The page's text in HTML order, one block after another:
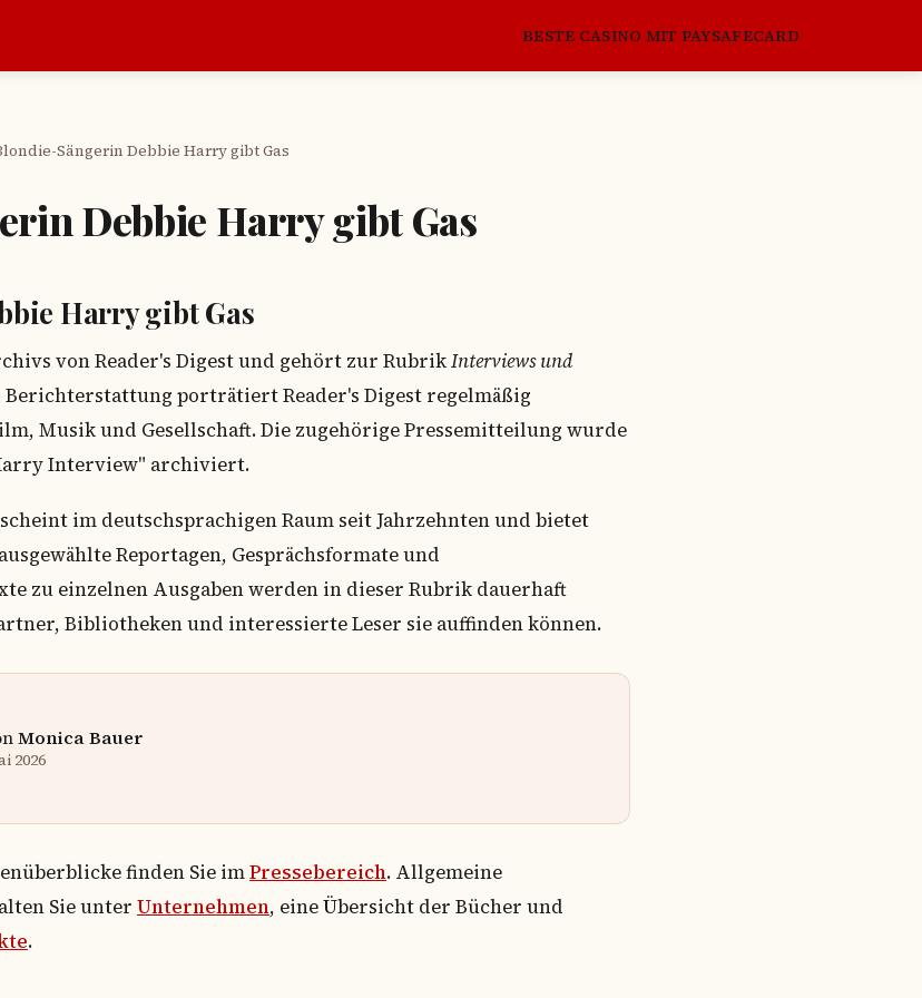
BESTE CASINO MIT PAYSAFECARD
Sängerin Debbie Harry gibt Gas
Debbie Harry gibt Gas
Harry gibt Gas
von Reader's Digest und gehört zur RubrikInterviews und
Berichterstattung porträtiert Reader's Digest regelmäßig
Musik und Gesellschaft. Die zugehörige Pressemitteilung wurde
Interview" archiviert.
im deutschsprachigen Raum seit Jahrzehnten und bietet
Reportagen, Gesprächsformate und
zu einzelnen Ausgaben werden in dieser Rubrik dauerhaft
Bibliotheken und interessierte Leser sie auffinden können.
Monica Bauer
2026
finden Sie imPressebereich. Allgemeine
Sie unter Unternehmen, eine Übersicht der Bücher und
.